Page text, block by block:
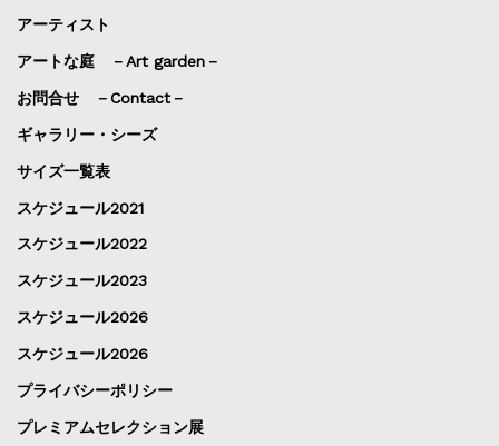
アーティスト
アートな庭 －Art garden－
お問合せ －Contact－
ギャラリー・シーズ
サイズ一覧表
スケジュール2021
スケジュール2022
スケジュール2023
スケジュール2026
スケジュール2026
プライバシーポリシー
プレミアムセレクション展